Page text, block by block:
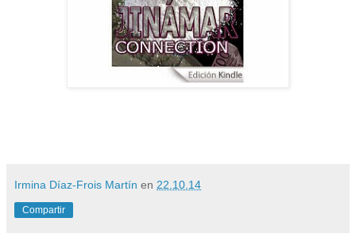
Irmina Díaz-Frois Martín en 22.10.14
Compartir